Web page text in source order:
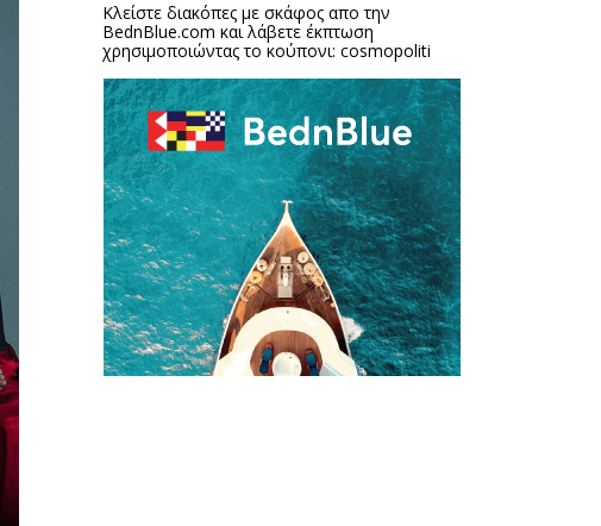
Κλείστε διακόπες με σκάφος απο την
BednBlue.com και λάβετε έκπτωση
χρησιμοποιώντας το κούπονι: cosmopoliti